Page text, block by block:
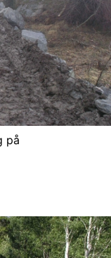
på